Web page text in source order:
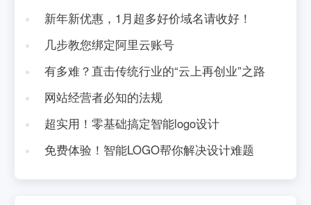
新年新优惠，1月超多好价域名请收好！
几步教您绑定阿里云账号
有多难？直击传统行业的“云上再创业”之路
网站经营者必知的法规
超实用！零基础搞定智能logo设计
免费体验！智能LOGO帮你解决设计难题